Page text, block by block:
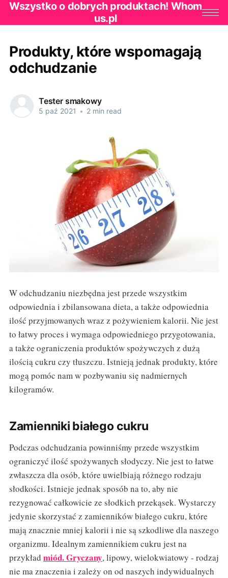
Wszystko o dobrych produktach! Whom
us.pl
Produkty, które wspomagają
odchudzanie
Tester smakowy
5 paź 2021 • 2 min read
W odchudzaniu niezbędna jest przede wszystkim
odpowiednia i zbilansowana dieta, a także odpowiednia
ilość przyjmowanych wraz z pożywieniem kalorii. Nie jest
to łatwy proces i wymaga odpowiedniego przygotowania,
a także ograniczenia produktów spożywczych z dużą
ilością cukru czy tłuszczu. Istnieją jednak produkty, które
mogą pomóc nam w pozbywaniu się nadmiernych
kilogramów.
Zamienniki białego cukru
Podczas odchudzania powinniśmy przede wszystkim
ograniczyć ilość spożywanych słodyczy. Nie jest to łatwe
zwłaszcza dla osób, które uwielbiają różnego rodzaju
słodkości. Istnieje jednak sposób na to, aby nie
rezygnować całkowicie ze słodkich przekąsek. Wystarczy
jedynie skorzystać z zamienników białego cukru, które
mają znacznie mniej kalorii i nie są szkodliwe dla naszego
organizmu. Idealnym zamiennikiem cukru jest na
przykład miód. Gryczany, lipowy, wielokwiatowy - rodzaj
nie ma znaczenia i zależy on od naszych indywidualnych